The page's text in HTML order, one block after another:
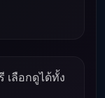
เลือกดูได้ทั้ง